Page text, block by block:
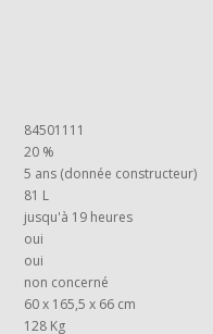
84501111
20 %
5 ans (donnée constructeur)
81 L
jusqu'à 19 heures
oui
oui
non concerné
60 x 165,5 x 66 cm
128 Kg